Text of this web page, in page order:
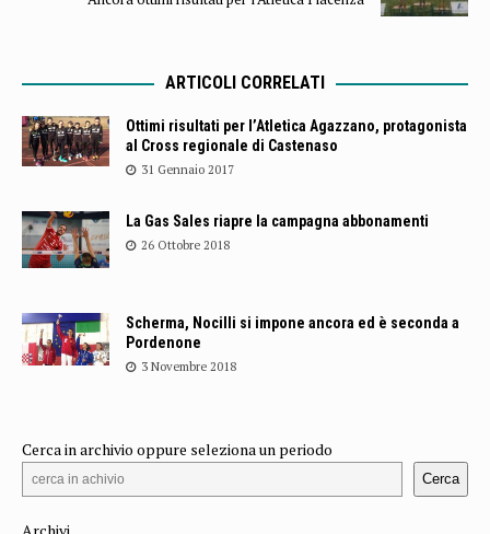
ARTICOLI CORRELATI
Ottimi risultati per l’Atletica Agazzano, protagonista
al Cross regionale di Castenaso
31 Gennaio 2017
La Gas Sales riapre la campagna abbonamenti
26 Ottobre 2018
Scherma, Nocilli si impone ancora ed è seconda a
Pordenone
3 Novembre 2018
Cerca in archivio oppure seleziona un periodo
Cerca